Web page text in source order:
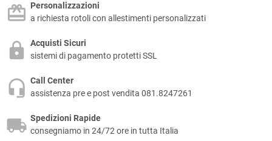
Personalizzazioni
a richiesta rotoli con allestimenti personalizzati
Acquisti Sicuri
sistemi di pagamento protetti SSL
Call Center
assistenza pre e post vendita 081.8247261
Spedizioni Rapide
consegniamo in 24/72 ore in tutta Italia